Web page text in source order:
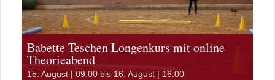
Babette Teschen Longenkurs mit online
Theorieabend
15. August | 09:00 bis 16. August | 16:00